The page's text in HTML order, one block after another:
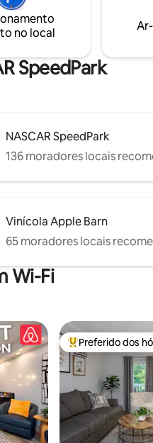
loft
transpire na
estabeleça um
fliperama,
inesquecíveis.
no local
SpeedPark
NASCAR SpeedPark
136 moradores locais
Vinícola Apple Barn
65 moradores locais
Wi-Fi
hóspedes Entre os melhores
Preferido dos